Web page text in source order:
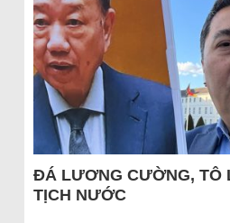
ĐÁ LƯƠNG CƯỜNG, TÔ
TỊCH NƯỚC